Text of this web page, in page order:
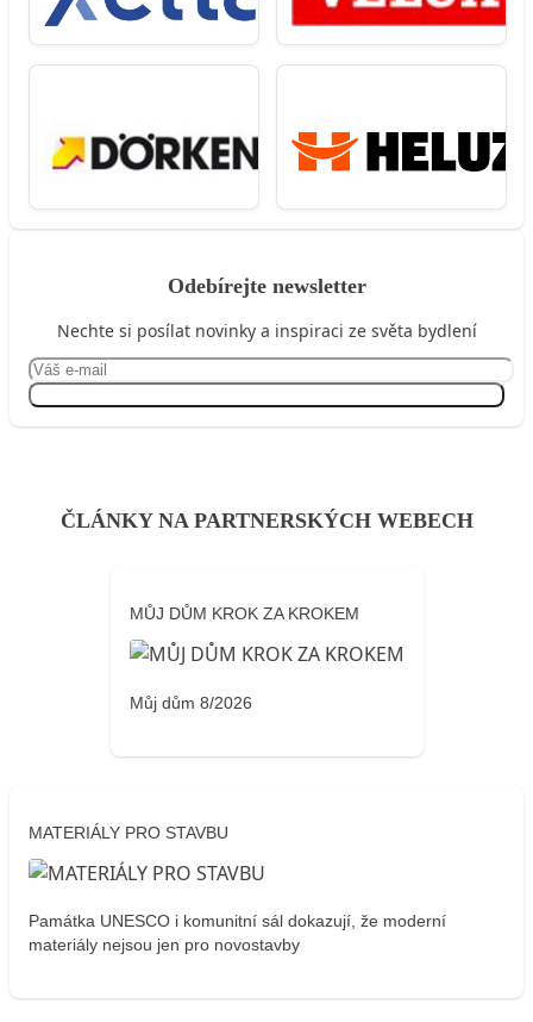
Odebírejte newsletter
Nechte si posílat novinky a inspiraci ze světa bydlení
ČLÁNKY NA PARTNERSKÝCH WEBECH
MŮJ DŮM KROK ZA KROKEM
Můj dům 8/2026
MATERIÁLY PRO STAVBU
Památka UNESCO i komunitní sál dokazují, že moderní
materiály nejsou jen pro novostavby